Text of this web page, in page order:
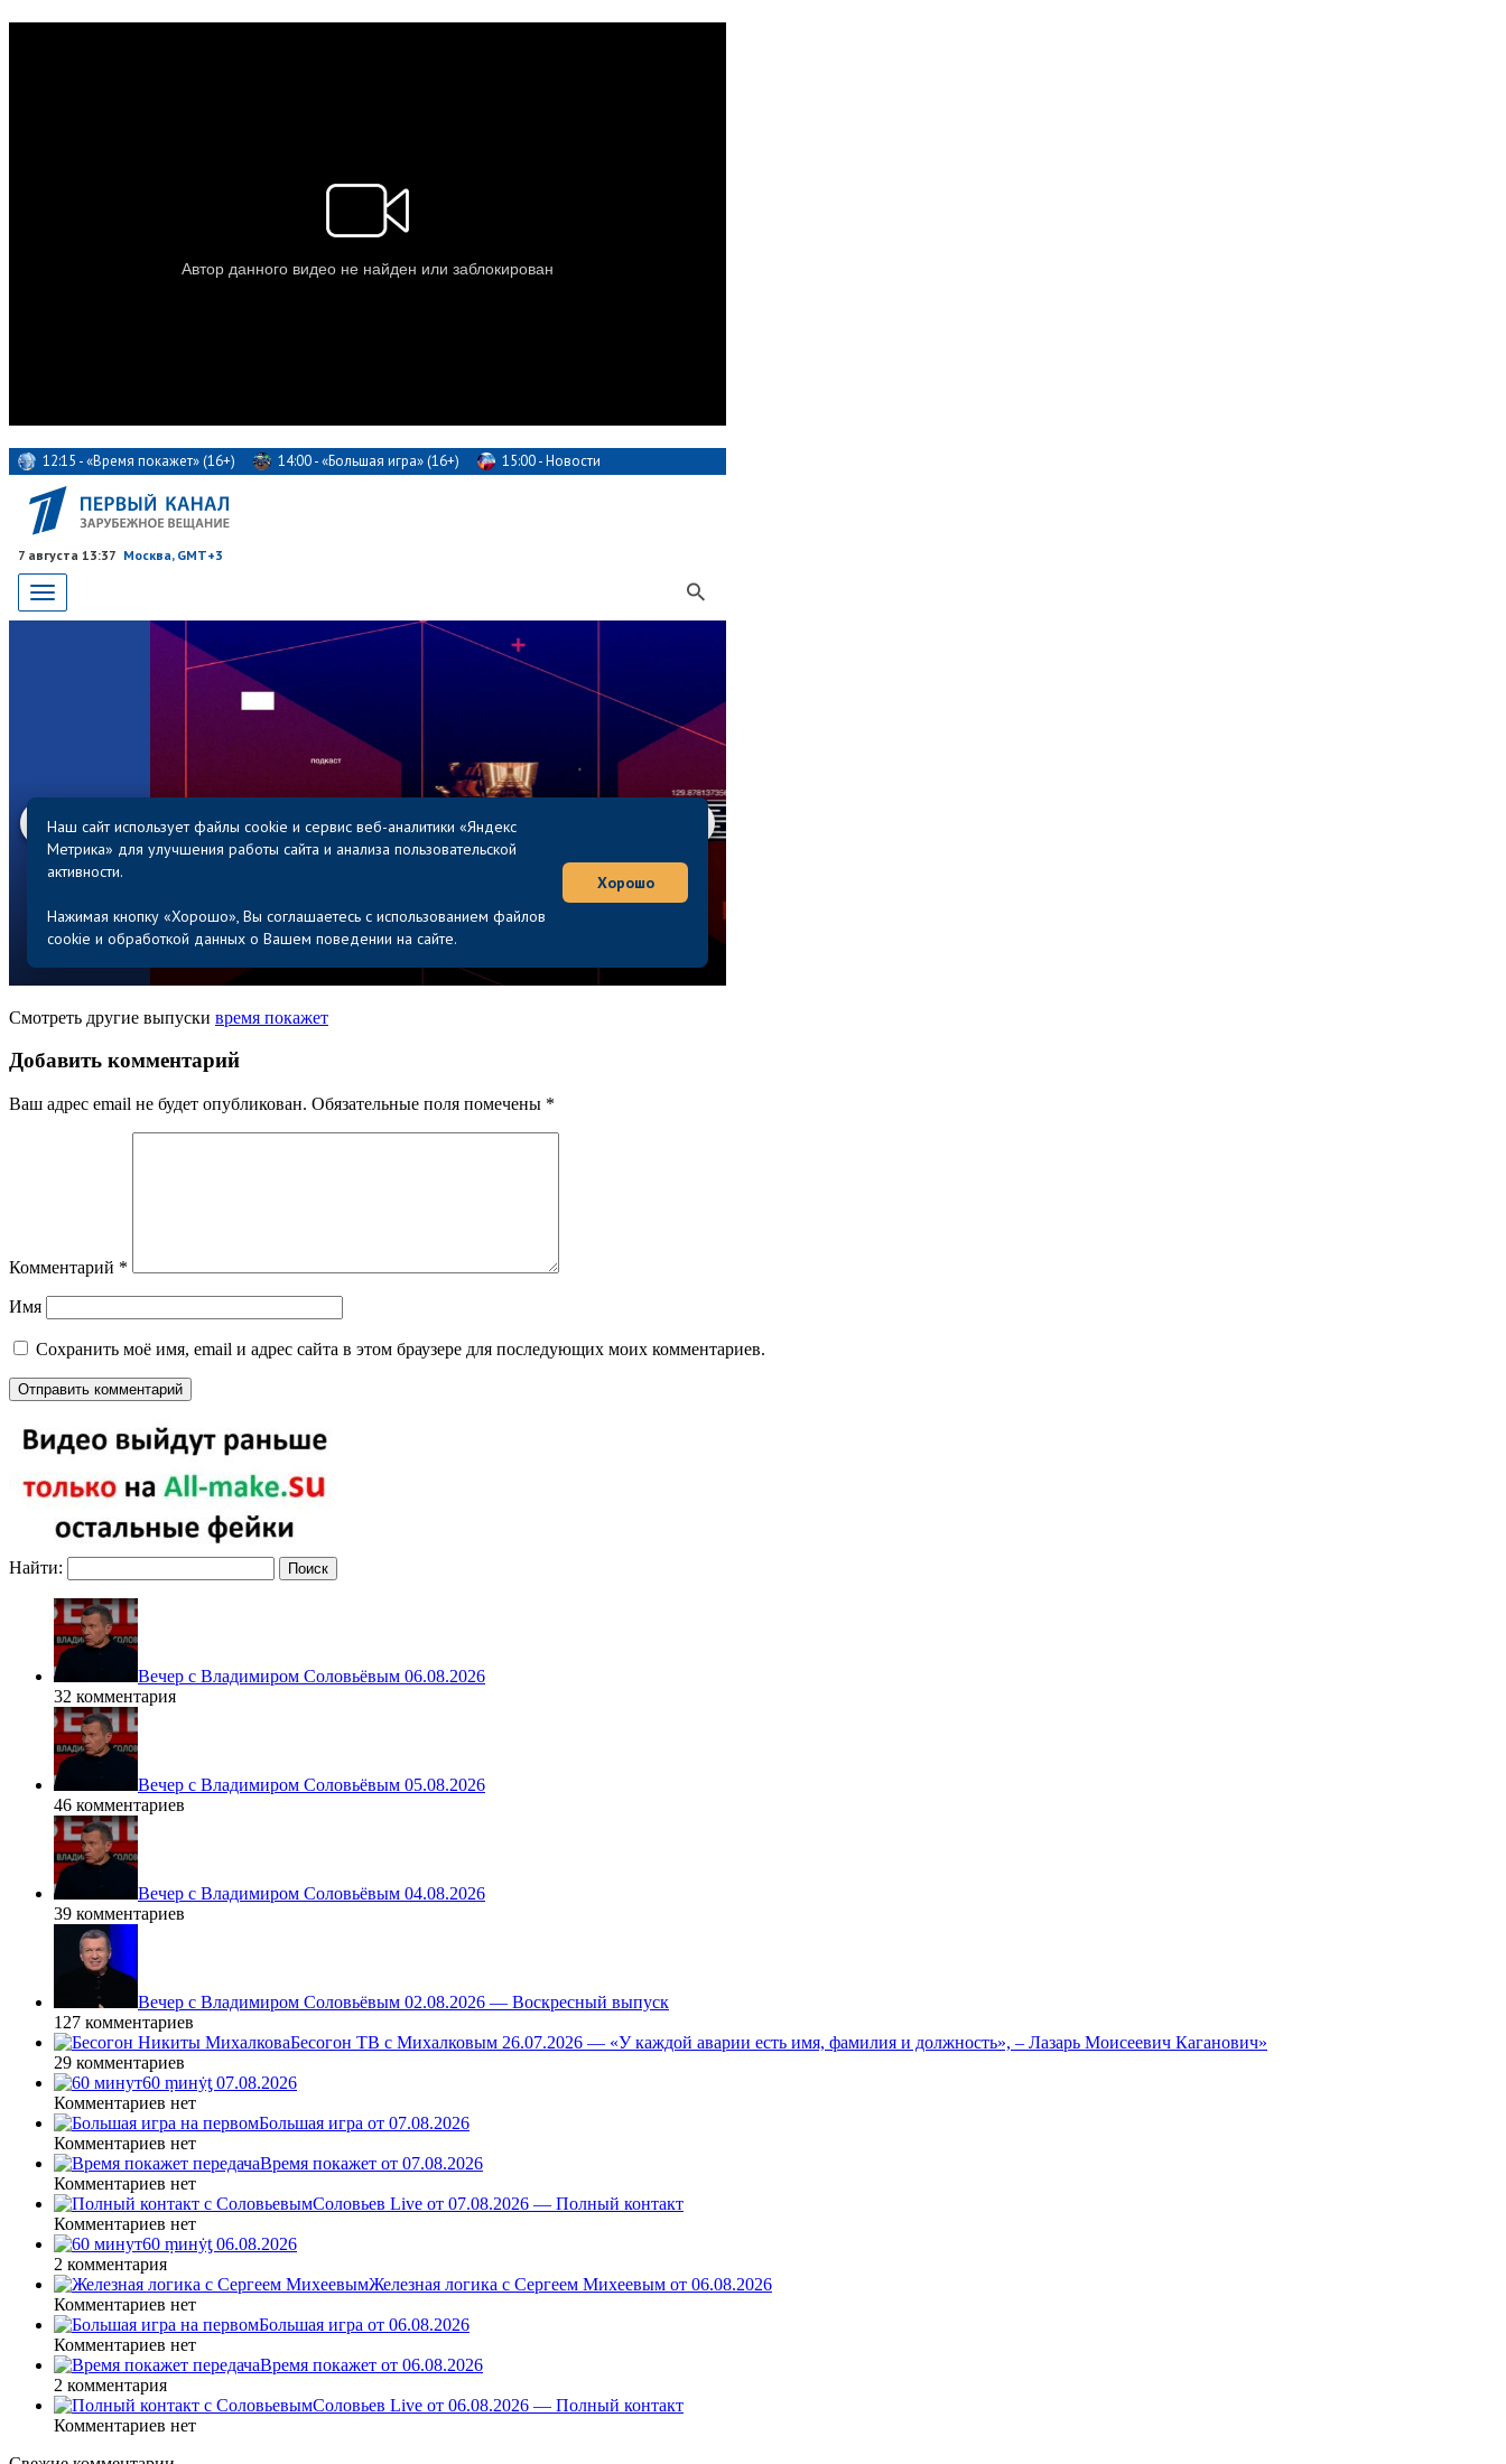
Смотреть другие выпуски время покажет
Добавить комментарий
Ваш адрес email не будет опубликован. Обязательные поля помечены *
Комментарий *
Имя
Сохранить моё имя, email и адрес сайта в этом браузере для последующих моих комментариев.
Найти:
Вечер с Владимиром Соловьёвым 06.08.2026
32 комментария
Вечер с Владимиром Соловьёвым 05.08.2026
46 комментариев
Вечер с Владимиром Соловьёвым 04.08.2026
39 комментариев
Вечер с Владимиром Соловьёвым 02.08.2026 — Воскресный выпуск
127 комментариев
Бесогон ТВ с Михалковым 26.07.2026 — «У каждой аварии есть имя, фамилия и должность», – Лазарь Моисеевич Каганович»
29 комментариев
60 ṃинẏƫ 07.08.2026
Комментариев нет
Большая игра от 07.08.2026
Комментариев нет
Время покажет от 07.08.2026
Комментариев нет
Соловьев Live от 07.08.2026 — Полный контакт
Комментариев нет
60 ṃинẏƫ 06.08.2026
2 комментария
Железная логика с Сергеем Михеевым от 06.08.2026
Комментариев нет
Большая игра от 06.08.2026
Комментариев нет
Время покажет от 06.08.2026
2 комментария
Соловьев Live от 06.08.2026 — Полный контакт
Комментариев нет